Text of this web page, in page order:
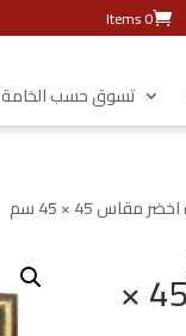
0 Items
تسوق حسب الخامة
45 × 45 سم
ورسم شجرة اخضر مقاس 45 ×